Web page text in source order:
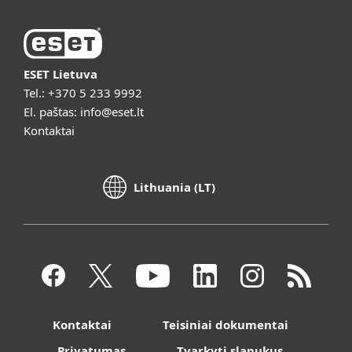
ESET Lietuva
Tel.: +370 5 233 9992
El. paštas: info@eset.lt
Kontaktai
Lithuania (LT)
Kontaktai
Teisiniai dokumentai